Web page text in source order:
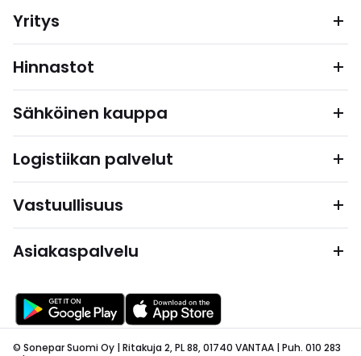
Yritys
Hinnastot
Sähköinen kauppa
Logistiikan palvelut
Vastuullisuus
Asiakaspalvelu
© Sonepar Suomi Oy | Ritakuja 2, PL 88, 01740 VANTAA | Puh. 010 283